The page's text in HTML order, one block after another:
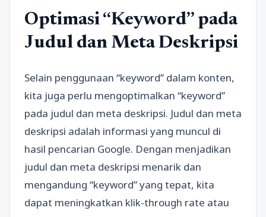
Optimasi “Keyword” pada
Judul dan Meta Deskripsi
Selain penggunaan “keyword” dalam konten,
kita juga perlu mengoptimalkan “keyword”
pada judul dan meta deskripsi. Judul dan meta
deskripsi adalah informasi yang muncul di
hasil pencarian Google. Dengan menjadikan
judul dan meta deskripsi menarik dan
mengandung “keyword” yang tepat, kita
dapat meningkatkan klik-through rate atau